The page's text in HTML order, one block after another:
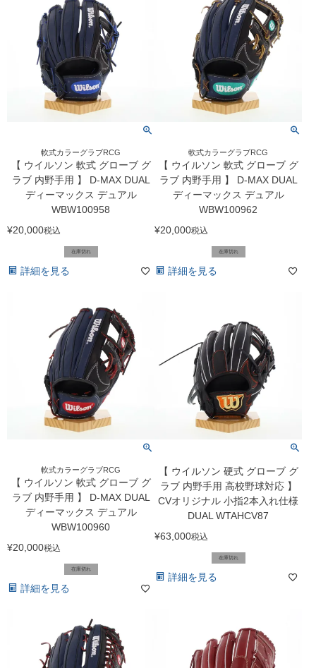
軟式カラーグラブRCG
【 ウイルソン 軟式 グローブ グ
ラブ 内野手用 】 D-MAX DUAL
ディーマックス デュアル
WBW100958
¥20,000税込
在庫切れ
詳細を見る
軟式カラーグラブRCG
【 ウイルソン 軟式 グローブ グ
ラブ 内野手用 】 D-MAX DUAL
ディーマックス デュアル
WBW100962
¥20,000税込
在庫切れ
詳細を見る
軟式カラーグラブRCG
【 ウイルソン 軟式 グローブ グ
ラブ 内野手用 】 D-MAX DUAL
ディーマックス デュアル
WBW100960
¥20,000税込
在庫切れ
詳細を見る
【 ウイルソン 硬式 グローブ グ
ラブ 内野手用 高校野球対応 】
CVオリジナル 小指2本入れ仕様
DUAL WTAHCV87
¥63,000税込
在庫切れ
詳細を見る